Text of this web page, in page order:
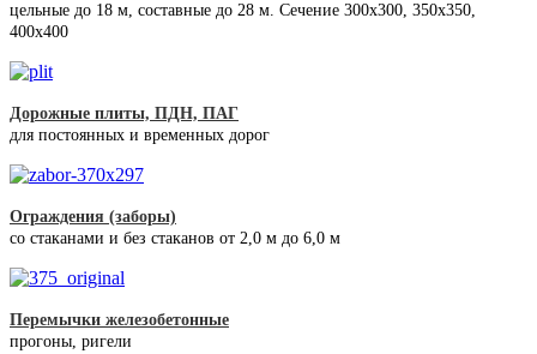
цельные до 18 м, составные до 28 м. Сечение 300x300, 350x350,
400х400
Дорожные плиты, ПДН, ПАГ
для постоянных и временных дорог
Ограждения (заборы)
со стаканами и без стаканов от 2,0 м до 6,0 м
Перемычки железобетонные
прогоны, ригели